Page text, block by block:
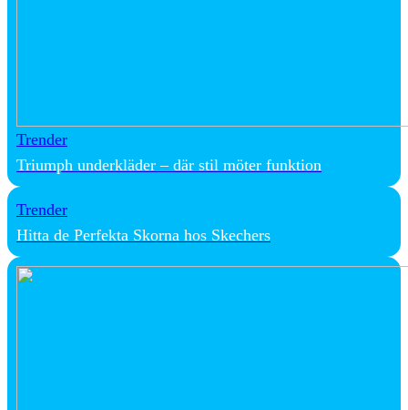
Trender
Triumph underkläder – där stil möter funktion
Trender
Hitta de Perfekta Skorna hos Skechers